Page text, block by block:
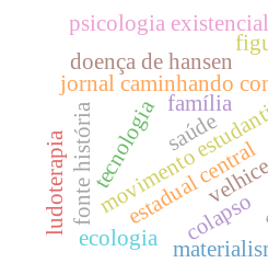
estadual central
movimento
jornal caminhando
família
fonte história
doença de hansen
saúde
ludoterapia
psicologia existencial
colapso
ecologia
tecnologia